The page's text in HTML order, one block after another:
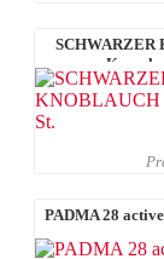
SCHWARZER
Kapseln
PADMA 28